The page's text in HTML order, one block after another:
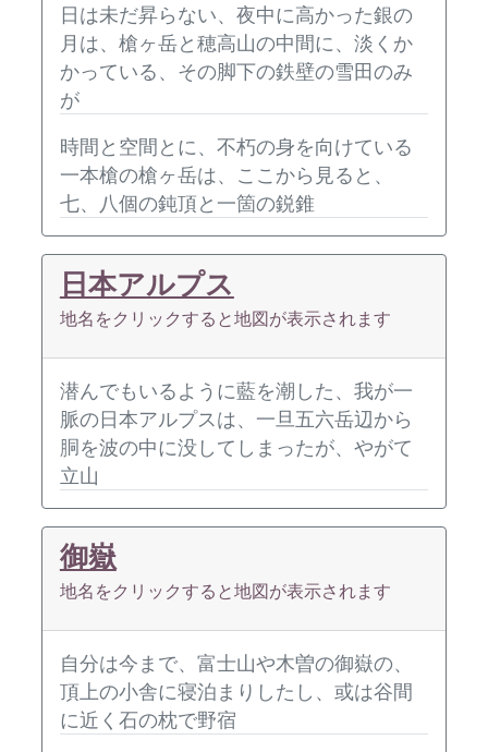
日は未だ昇らない、夜中に高かった銀の
月は、槍ヶ岳と穂高山の中間に、淡くか
かっている、その脚下の鉄壁の雪田のみ
が
時間と空間とに、不朽の身を向けている
一本槍の槍ヶ岳は、ここから見ると、
七、八個の鈍頂と一箇の鋭錐
日本アルプス
地名をクリックすると地図が表示されます
潜んでもいるように藍を潮した、我が一
脈の日本アルプスは、一旦五六岳辺から
胴を波の中に没してしまったが、やがて
立山
御嶽
地名をクリックすると地図が表示されます
自分は今まで、富士山や木曽の御嶽の、
頂上の小舎に寝泊まりしたし、或は谷間
に近く石の枕で野宿